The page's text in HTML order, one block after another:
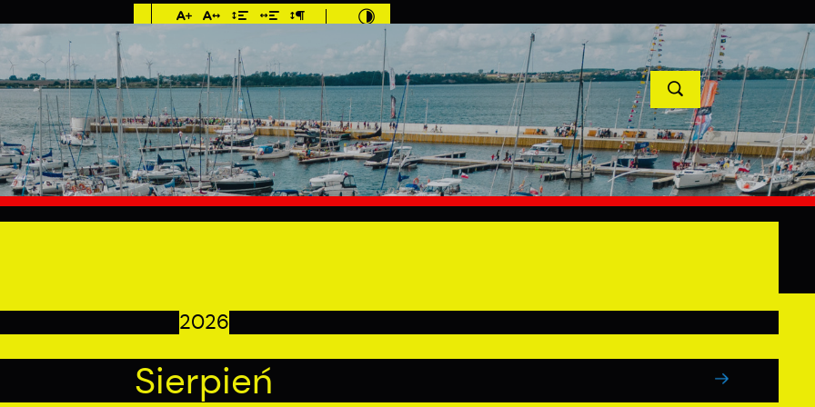
Imieniny: Iza, Cyprian,
Dominik
19°C
MIESZKANIEC TURYSTYKA INWESTYCJE PROJEKTY UNIJNE KONTAKT
2026
Sierpień